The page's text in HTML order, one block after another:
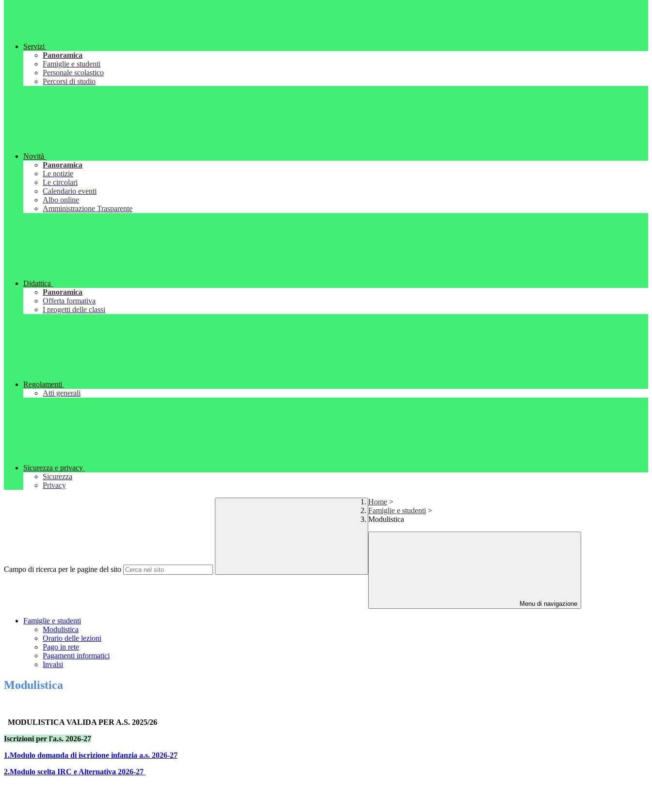
Servizi
Panoramica
Famiglie e studenti
Personale scolastico
Percorsi di studio
Novità
Panoramica
Le notizie
Le circolari
Calendario eventi
Albo online
Amministrazione Trasparente
Didattica
Panoramica
Offerta formativa
I progetti delle classi
Regolamenti
Atti generali
Sicurezza e privacy
Sicurezza
Privacy
Campo di ricerca per le pagine del sito
Home >
Famiglie e studenti >
Modulistica
Menu di navigazione
Famiglie e studenti
Modulistica
Orario delle lezioni
Pago in rete
Pagamenti informatici
Invalsi
Modulistica
MODULISTICA VALIDA PER A.S. 2025/26
Iscrizioni per l'a.s. 2026-27
1.Modulo domanda di iscrizione infanzia a.s. 2026-27
2.Modulo scelta IRC e Alternativa 2026-27